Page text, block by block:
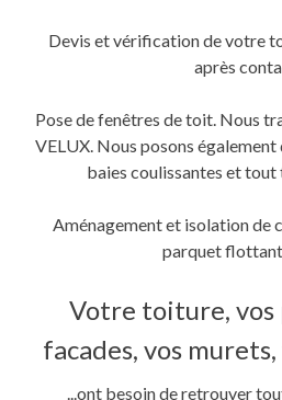
Devis et vérification de votre
après
Pose de fenêtres de toit. Nous
VELUX. Nous posons
baies coulissantes et tout
Aménagement et isolation de
parquet
Votre toiture, vos
facades, vos
...ont besoin de retrouver